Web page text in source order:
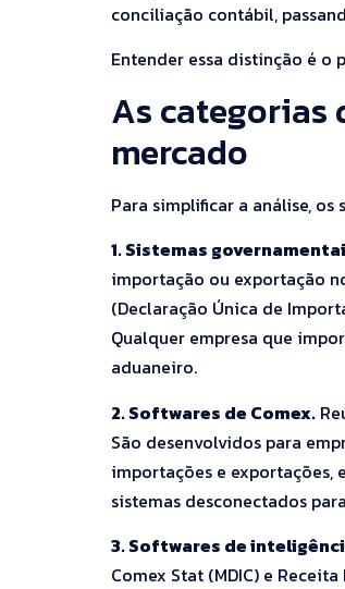
conciliação contábil,
Entender essa distinção é o
As categorias
mercado
Para simplificar a análise,
1. Sistemas
importação ou exportação
(Declaração Única de
Qualquer empresa que
aduaneiro.
2. Softwares de Comex.
São desenvolvidos para
importações e exportações,
sistemas desconectados
3. Softwares de
Comex Stat (MDIC) e